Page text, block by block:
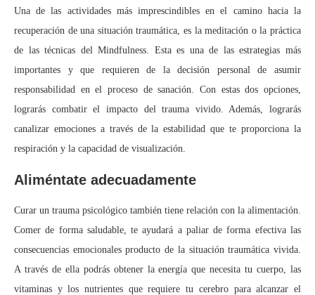
Una de las actividades más imprescindibles en el camino hacia la
recuperación de una situación traumática, es la meditación o la práctica
de las técnicas del Mindfulness. Esta es una de las estrategias más
importantes y que requieren de la decisión personal de asumir
responsabilidad en el proceso de sanación. Con estas dos opciones,
lograrás combatir el impacto del trauma vivido. Además, lograrás
canalizar emociones a través de la estabilidad que te proporciona la
respiración y la capacidad de visualización.
Aliméntate adecuadamente
Curar un trauma psicológico también tiene relación con la alimentación.
Comer de forma saludable, te ayudará a paliar de forma efectiva las
consecuencias emocionales producto de la situación traumática vivida.
A través de ella podrás obtener la energía que necesita tu cuerpo, las
vitaminas y los nutrientes que requiere tu cerebro para alcanzar el